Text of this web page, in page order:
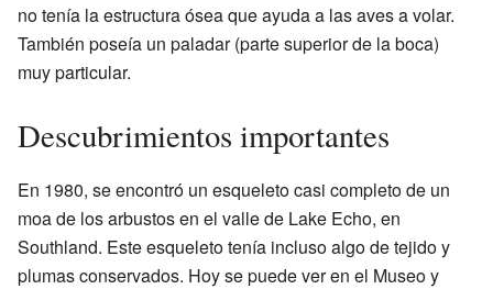
no tenía la estructura ósea que ayuda a las aves a volar.
También poseía un paladar (parte superior de la boca)
muy particular.
Descubrimientos importantes
En 1980, se encontró un esqueleto casi completo de un
moa de los arbustos en el valle de Lake Echo, en
Southland. Este esqueleto tenía incluso algo de tejido y
plumas conservados. Hoy se puede ver en el Museo y